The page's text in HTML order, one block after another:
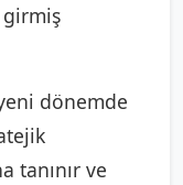
dönemde
tanınır ve